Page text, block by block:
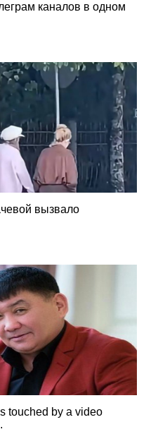
каналов в одном
вызвало
touched by a video